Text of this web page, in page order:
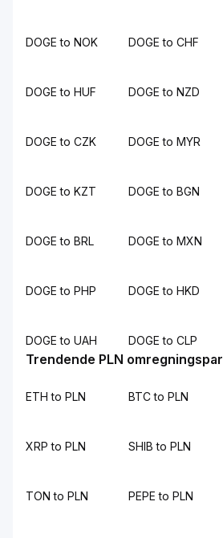
DOGE to NOK DOGE to CHF
DOGE to HUF DOGE to NZD
DOGE to CZK DOGE to MYR
DOGE to KZT DOGE to BGN
DOGE to BRL DOGE to MXN
DOGE to PHP DOGE to HKD
DOGE to UAH DOGE to CLP
Trendende PLN omregningspar
ETH to PLN BTC to PLN
XRP to PLN SHIB to PLN
TON to PLN PEPE to PLN